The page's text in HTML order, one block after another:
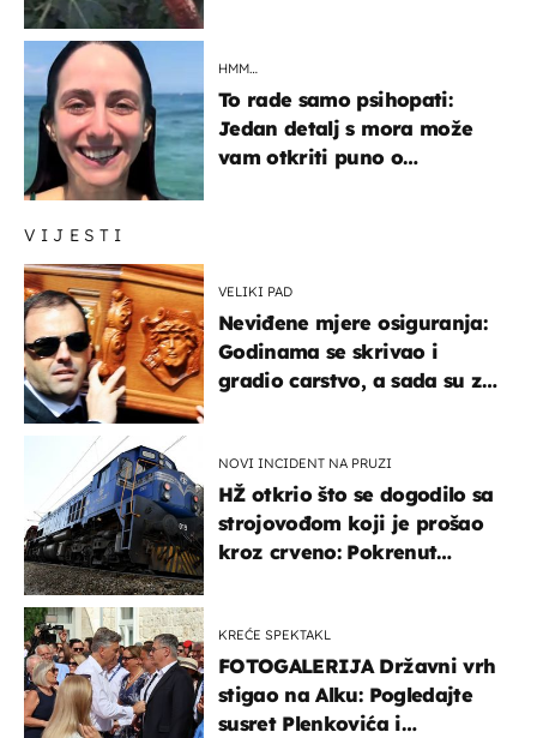
VIJESTI
VELIKI PAD
Neviđene mjere osiguranja:
Godinama se skrivao i
gradio carstvo, a sada su za
NOVI INCIDENT NA PRUZI
HŽ otkrio što se dogodilo sa
strojovođom koji je prošao
kroz crveno: Pokrenut
KREĆE SPEKTAKL
FOTOGALERIJA Državni vrh
stigao na Alku: Pogledajte
susret Plenkovića i
HMM…
To rade samo psihopati:
Jedan detalj s mora može
vam otkriti puno o